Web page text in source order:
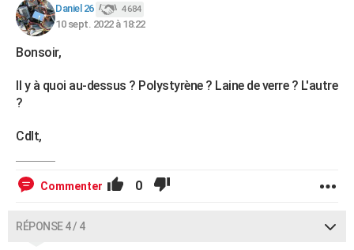
Daniel 26 4 684
10 sept. 2022 à 18:22
Bonsoir,
Il y à quoi au-dessus ? Polystyrène ? Laine de verre ? L'autre
?
Cdlt,
Commenter 0
RÉPONSE 4 / 4